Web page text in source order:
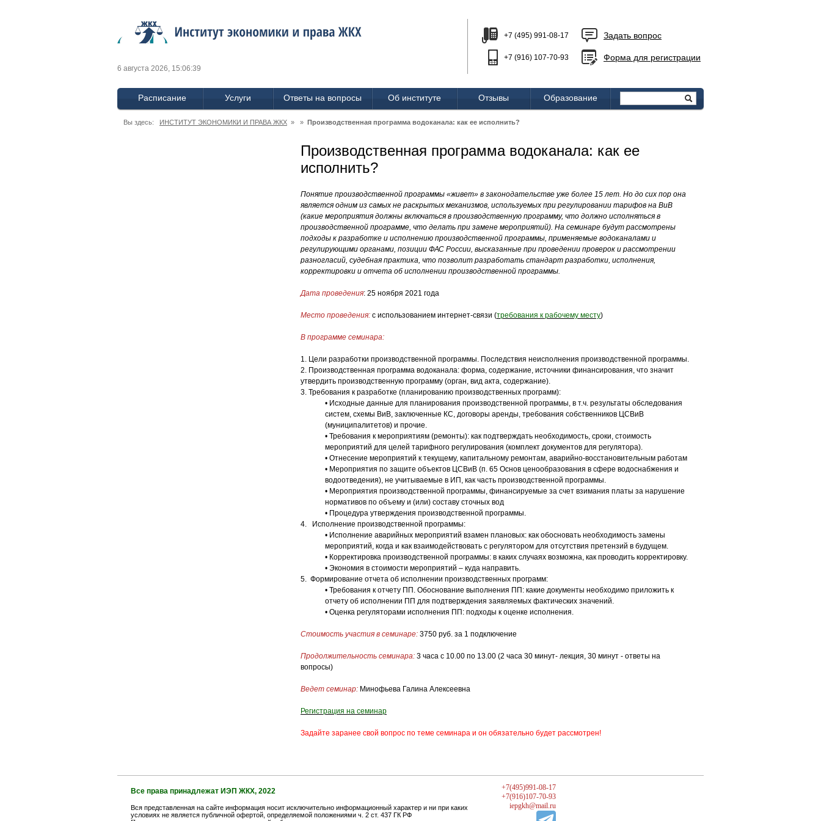
6 августа 2026, 15:06:39
+7 (495) 991-08-17 Задать вопрос
+7 (916) 107-70-93 Форма для регистрации
Расписание Услуги Ответы на вопросы Об институте Отзывы Образование
Вы здесь: ИНСТИТУТ ЭКОНОМИКИ И ПРАВА ЖКХ » » Производственная программа водоканала: как ее исполнить?
Производственная программа водоканала: как ее
исполнить?
Понятие производственной программы «живет» в законодательстве уже более 15 лет. Но до сих пор она
является одним из самых не раскрытых механизмов, используемых при регулировании тарифов на ВиВ
(какие мероприятия должны включаться в производственную программу, что должно исполняться в
производственной программе, что делать при замене мероприятий). На семинаре будут рассмотрены
подходы к разработке и исполнению производственной программы, применяемые водоканалами и
регулирующими органами, позиции ФАС России, высказанные при проведении проверок и рассмотрении
разногласий, судебная практика, что позволит разработать стандарт разработки, исполнения,
корректировки и отчета об исполнении производственной программы.
Дата проведения: 25 ноября 2021 года
Место проведения: с использованием интернет-связи (требования к рабочему месту)
В программе семинара:
1. Цели разработки производственной программы. Последствия неисполнения производственной программы.
2. Производственная программа водоканала: форма, содержание, источники финансирования, что значит
утвердить производственную программу (орган, вид акта, содержание).
3. Требования к разработке (планированию производственных программ):
• Исходные данные для планирования производственной программы, в т.ч. результаты обследования
систем, схемы ВиВ, заключенные КС, договоры аренды, требования собственников ЦСВиВ
(муниципалитетов) и прочие.
• Требования к мероприятиям (ремонты): как подтверждать необходимость, сроки, стоимость
мероприятий для целей тарифного регулирования (комплект документов для регулятора).
• Отнесение мероприятий к текущему, капитальному ремонтам, аварийно-восстановительным работам
• Мероприятия по защите объектов ЦСВиВ (п. 65 Основ ценообразования в сфере водоснабжения и
водоотведения), не учитываемые в ИП, как часть производственной программы.
• Мероприятия производственной программы, финансируемые за счет взимания платы за нарушение
нормативов по объему и (или) составу сточных вод
• Процедура утверждения производственной программы.
4. Исполнение производственной программы:
• Исполнение аварийных мероприятий взамен плановых: как обосновать необходимость замены
мероприятий, когда и как взаимодействовать с регулятором для отсутствия претензий в будущем.
• Корректировка производственной программы: в каких случаях возможна, как проводить корректировку.
• Экономия в стоимости мероприятий – куда направить.
5. Формирование отчета об исполнении производственных программ:
• Требования к отчету ПП. Обоснование выполнения ПП: какие документы необходимо приложить к
отчету об исполнении ПП для подтверждения заявляемых фактических значений.
• Оценка регуляторами исполнения ПП: подходы к оценке исполнения.
Стоимость участия в семинаре: 3750 руб. за 1 подключение
Продолжительность семинара: 3 часа с 10.00 по 13.00 (2 часа 30 минут- лекция, 30 минут - ответы на
вопросы)
Ведет семинар: Минофьева Галина Алексеевна
Регистрация на семинар
Задайте заранее свой вопрос по теме семинара и он обязательно будет рассмотрен!
Все права принадлежат ИЭП ЖКХ, 2022
Вся представленная на сайте информация носит исключительно информационный характер и ни при каких
условиях не является публичной офертой, определяемой положениями ч. 2 ст. 437 ГК РФ
+7(495)991-08-17
+7(916)107-70-93
iepgkh@mail.ru